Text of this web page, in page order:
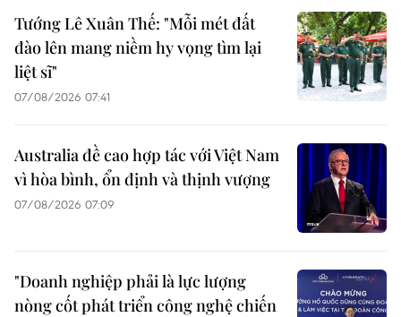
Tướng Lê Xuân Thế: "Mỗi mét đất
đào lên mang niềm hy vọng tìm lại
liệt sĩ"
07/08/2026 07:41
Australia đề cao hợp tác với Việt Nam
vì hòa bình, ổn định và thịnh vượng
07/08/2026 07:09
"Doanh nghiệp phải là lực lượng
nòng cốt phát triển công nghệ chiến